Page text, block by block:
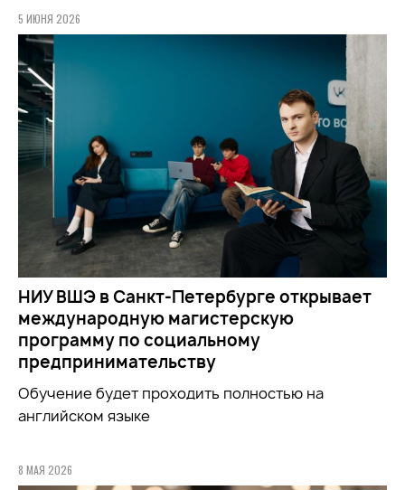
5 ИЮНЯ 2026
НИУ ВШЭ в Санкт-Петербурге открывает
международную магистерскую
программу по социальному
предпринимательству
Обучение будет проходить полностью на
английском языке
8 МАЯ 2026